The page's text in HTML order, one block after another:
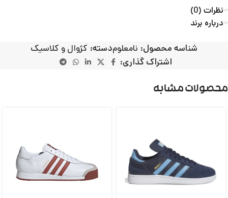
نظرات (0)
درباره برند
شناسه محصول: نامعلومدسته: کژوال و کلاسیک
اشتراک گذاری:
محصولات مشابه